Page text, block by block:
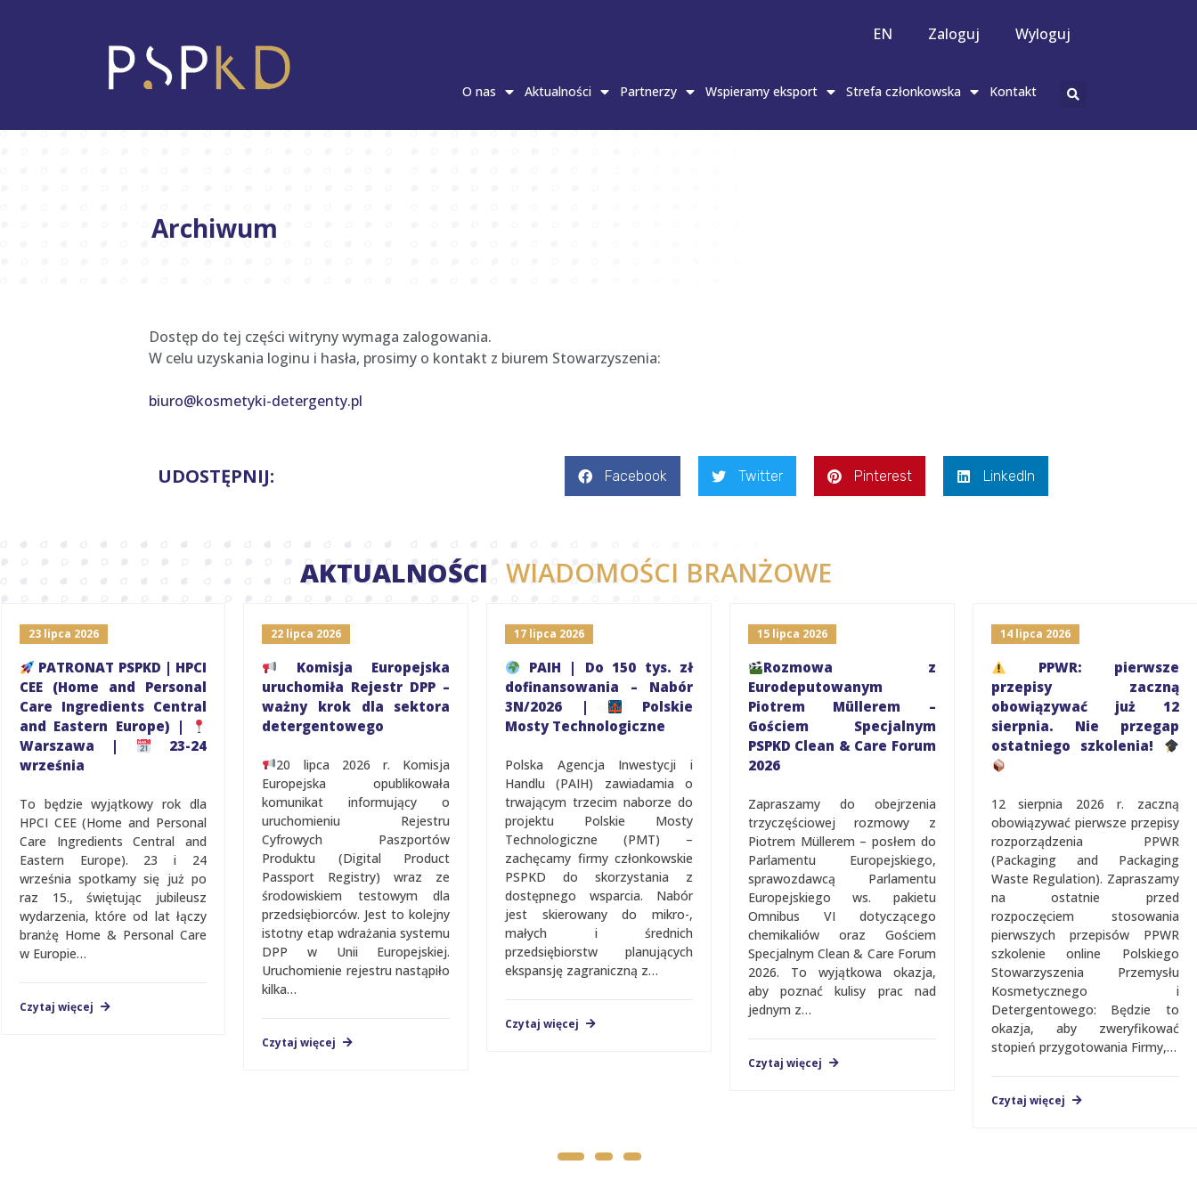
EN Zaloguj Wyloguj
O nas Aktualności Partnerzy Wspieramy eksport Strefa członkowska Kontakt
Archiwum
Dostęp do tej części witryny wymaga zalogowania.
W celu uzyskania loginu i hasła, prosimy o kontakt z biurem Stowarzyszenia:
biuro@kosmetyki-detergenty.pl
UDOSTĘPNIJ: Facebook Twitter Pinterest LinkedIn
AKTUALNOŚCI WIADOMOŚCI BRANŻOWE
23 lipca 2026
PATRONAT PSPKD | HPCI
CEE (Home and Personal
Care Ingredients Central
and Eastern Europe) |
Warszawa |
23-24
września
To będzie wyjątkowy rok dla
HPCI CEE (Home and Personal
Care Ingredients Central and
Eastern Europe). 23 i 24
września spotkamy się już po
raz 15., świętując jubileusz
wydarzenia, które od lat łączy
branżę Home & Personal Care
w Europie…
Czytaj więcej
22 lipca 2026
Komisja Europejska
uruchomiła Rejestr DPP –
ważny krok dla sektora
detergentowego
20 lipca 2026 r. Komisja
Europejska opublikowała
komunikat informujący o
uruchomieniu Rejestru
Cyfrowych Paszportów
Produktu (Digital Product
Passport Registry) wraz ze
środowiskiem testowym dla
przedsiębiorców. Jest to kolejny
istotny etap wdrażania systemu
DPP w Unii Europejskiej.
Uruchomienie rejestru nastąpiło
kilka…
Czytaj więcej
17 lipca 2026
PAIH | Do 150 tys. zł
dofinansowania – Nabór
3N/2026 |
Polskie
Mosty Technologiczne
Polska Agencja Inwestycji i
Handlu (PAIH) zawiadamia o
trwającym trzecim naborze do
projektu Polskie Mosty
Technologiczne (PMT) –
zachęcamy firmy członkowskie
PSPKD do skorzystania z
dostępnego wsparcia. Nabór
jest skierowany do mikro-,
małych i średnich
przedsiębiorstw planujących
ekspansję zagraniczną z…
Czytaj więcej
15 lipca 2026
Rozmowa z
Eurodeputowanym
Piotrem Müllerem –
Gościem Specjalnym
PSPKD Clean & Care Forum
2026
Zapraszamy do obejrzenia
trzyczęściowej rozmowy z
Piotrem Müllerem – posłem do
Parlamentu Europejskiego,
sprawozdawcą Parlamentu
Europejskiego ws. pakietu
Omnibus VI dotyczącego
chemikaliów oraz Gościem
Spec­­­­jalnym Clean & Care Forum
2026. To wyjątkowa okazja,
aby poznać kulisy prac nad
jednym z…
Czytaj więcej
14 lipca 2026
PPWR: pierwsze
przepisy zaczną
obowiązywać już 12
sierpnia. Nie przegap
ostatniego szkolenia!
12 sierpnia 2026 r. zaczną
obowiązywać pierwsze przepisy
rozporządzenia PPWR
(Packaging and Packaging
Waste Regulation). Zapraszamy
na ostatnie przed
rozpoczęciem stosowania
pierwszych przepisów PPWR
szkolenie online Polskiego
Stowarzyszenia Przemysłu
Kosmetycznego i
Detergentowego: Będzie to
okazja, aby zweryfikować
stopień przygotowania Firmy,…
Czytaj więcej